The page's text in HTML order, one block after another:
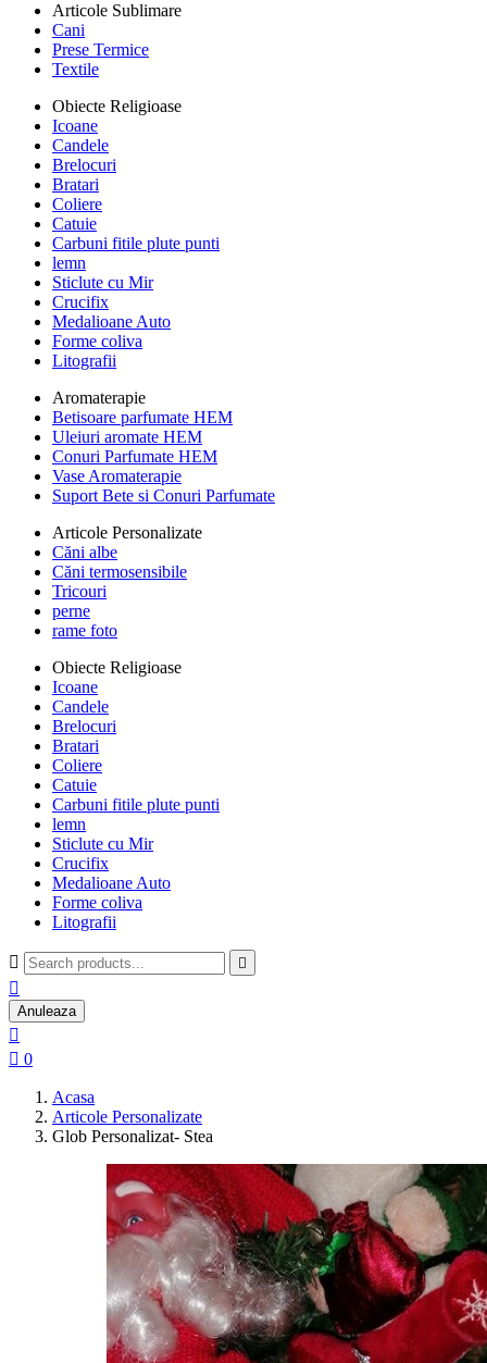
Articole Sublimare
Cani
Prese Termice
Textile
Obiecte Religioase
Icoane
Candele
Brelocuri
Bratari
Coliere
Catuie
Carbuni fitile plute punti
lemn
Sticlute cu Mir
Crucifix
Medalioane Auto
Forme coliva
Litografii
Aromaterapie
Betisoare parfumate HEM
Uleiuri aromate HEM
Conuri Parfumate HEM
Vase Aromaterapie
Suport Bete si Conuri Parfumate
Articole Personalizate
Căni albe
Căni termosensibile
Tricouri
perne
rame foto
Obiecte Religioase
Icoane
Candele
Brelocuri
Bratari
Coliere
Catuie
Carbuni fitile plute punti
lemn
Sticlute cu Mir
Crucifix
Medalioane Auto
Forme coliva
Litografii
 

Anuleaza

 0
Acasa
Articole Personalizate
Glob Personalizat- Stea